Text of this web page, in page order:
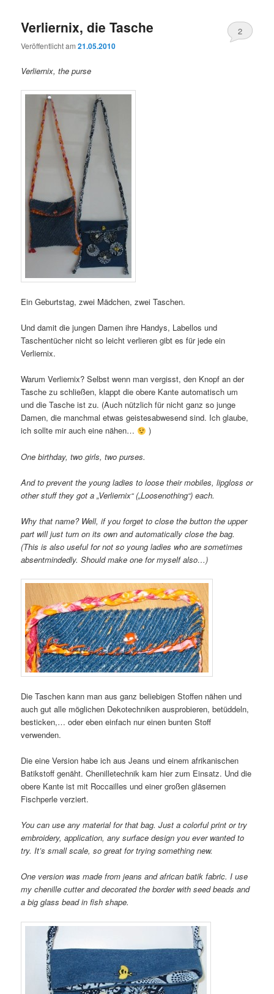
Verliernix, die Tasche
Veröffentlicht am21.05.2010
2
Verliernix, the purse
Ein Geburtstag, zwei Mädchen, zwei Taschen.
Und damit die jungen Damen ihre Handys, Labellos und
Taschentücher nicht so leicht verlieren gibt es für jede ein
Verliernix.
Warum Verliernix? Selbst wenn man vergisst, den Knopf an der
Tasche zu schließen, klappt die obere Kante automatisch um
und die Tasche ist zu. (Auch nützlich für nicht ganz so junge
Damen, die manchmal etwas geistesabwesend sind. Ich glaube,
ich sollte mir auch eine nähen…
)
One birthday, two girls, two purses.
And to prevent the young ladies to loose their mobiles, lipgloss or
other stuff they got a „Verliernix“ („Loosenothing“) each.
Why that name? Well, if you forget to close the button the upper
part will just turn on its own and automatically close the bag.
(This is also useful for not so young ladies who are sometimes
absentmindedly. Should make one for myself also…)
Die Taschen kann man aus ganz beliebigen Stoffen nähen und
auch gut alle möglichen Dekotechniken ausprobieren, betüddeln,
besticken,… oder eben einfach nur einen bunten Stoff
verwenden.
Die eine Version habe ich aus Jeans und einem afrikanischen
Batikstoff genäht. Chenilletechnik kam hier zum Einsatz. Und die
obere Kante ist mit Roccailles und einer großen gläsernen
Fischperle verziert.
You can use any material for that bag. Just a colorful print or try
embroidery, application, any surface design you ever wanted to
try. It’s small scale, so great for trying something new.
One version was made from jeans and african batik fabric. I use
my chenille cutter and decorated the border with seed beads and
a big glass bead in fish shape.